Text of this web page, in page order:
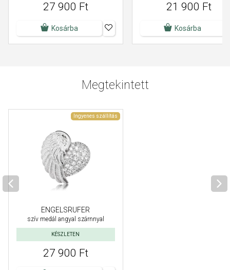
27 900 Ft
Kosárba
21 900 Ft
Kosárba
Megtekintett
Ingyenes szállítás
ENGELSRUFER
szív medál angyal szárnnyal
KÉSZLETEN
27 900 Ft